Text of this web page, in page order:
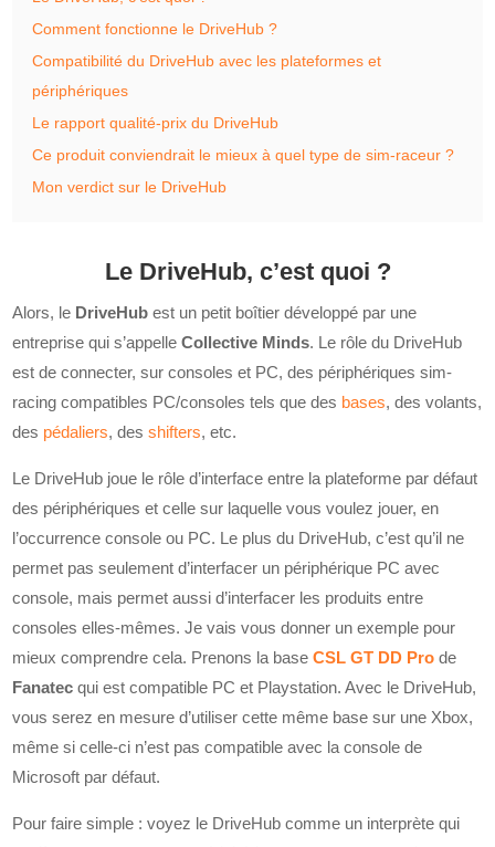
Comment fonctionne le DriveHub ?
Compatibilité du DriveHub avec les plateformes et
périphériques
Le rapport qualité-prix du DriveHub
Ce produit conviendrait le mieux à quel type de sim-raceur ?
Mon verdict sur le DriveHub
Le DriveHub, c’est quoi ?
Alors, le DriveHub est un petit boîtier développé par une
entreprise qui s’appelleCollective Minds. Le rôle du DriveHub
est de connecter, sur consoles et PC, des périphériques sim-
racing compatibles PC/consoles tels que des bases, des volants,
des pédaliers, desshifters, etc.
Le DriveHub joue le rôle d’interface entre la plateforme par défaut
des périphériques et celle sur laquelle vous voulez jouer, en
l’occurrence console ou PC. Le plus du DriveHub, c’est qu’il ne
permet pas seulement d’interfacer un périphérique PC avec
console, mais permet aussi d’interfacer les produits entre
consoles elles-mêmes. Je vais vous donner un exemple pour
mieux comprendre cela. Prenons la baseCSL GT DD Pro de
Fanatecqui est compatible PC et Playstation. Avec le DriveHub,
vous serez en mesure d’utiliser cette même base sur une Xbox,
même si celle-ci n’est pas compatible avec la console de
Microsoft par défaut.
Pour faire simple : voyez le DriveHub comme un interprète qui